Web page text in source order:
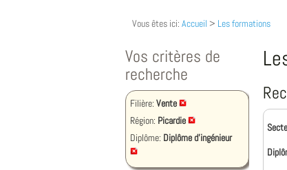
Vous êtes ici: Accueil > Les formations
Vos critères de
recherche
Filière: Vente
Région: Picardie
Diplôme: Diplôme d'ingénieur